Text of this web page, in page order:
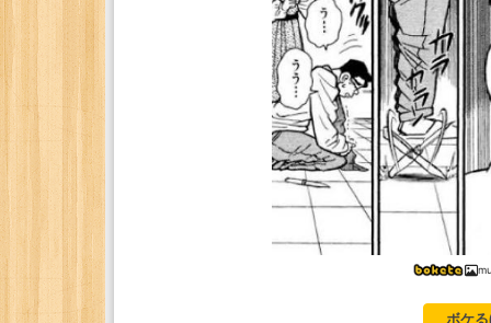
ボケる